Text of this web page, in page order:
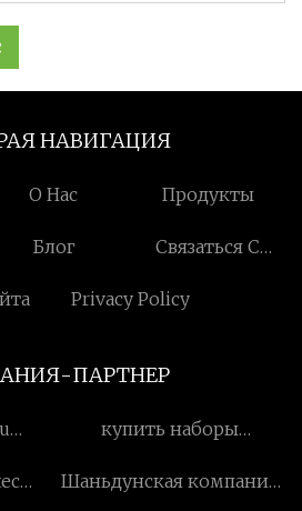
НАВИГАЦИЯ
О Нас Продукты
Блог
Связаться С
Privacy Policy
ПАРТНЕР
купить наборы
работы с волокнами со
Шаньдунская компания